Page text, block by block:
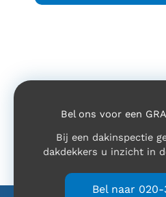
Bel ons voor een
Bij een dakinspectie
dakdekkers u inzicht in
Bel naar 020-